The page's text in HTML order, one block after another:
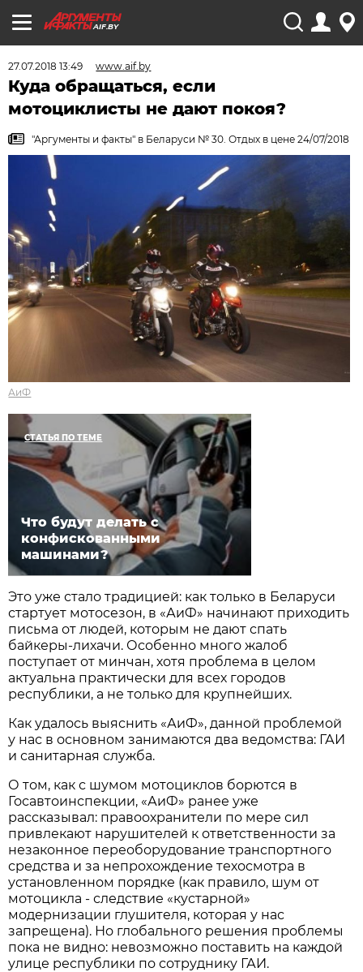
AIF.BY
27.07.2018 13:49 www.aif.by
Куда обращаться, если
мотоциклисты не дают покоя?
"Аргументы и факты" в Беларуси № 30. Отдых в цене 24/07/2018
АиФ
СТАТЬЯ ПО ТЕМЕ
Что будут делать с
конфискованными
машинами?
Это уже стало традицией: как только в Беларуси
стартует мотосезон, в «АиФ» начинают приходить
письма от людей, которым не дают спать
байкеры-лихачи. Особенно много жалоб
поступает от минчан, хотя проблема в целом
актуальна практически для всех городов
республики, а не только для крупнейших.
Как удалось выяснить «АиФ», данной проблемой
у нас в основном занимаются два ведомства: ГАИ
и санитарная служба.
О том, как с шумом мотоциклов борются в
Госавтоинспекции, «АиФ» ранее уже
рассказывал: правоохранители по мере сил
привлекают нарушителей к ответственности за
незаконное переоборудование транспортного
средства и за непрохождение техосмотра в
установленном порядке (как правило, шум от
мотоцикла - следствие «кустарной»
модернизации глушителя, которая у нас
запрещена). Но глобального решения проблемы
пока не видно: невозможно поставить на каждой
улице республики по сотруднику ГАИ.